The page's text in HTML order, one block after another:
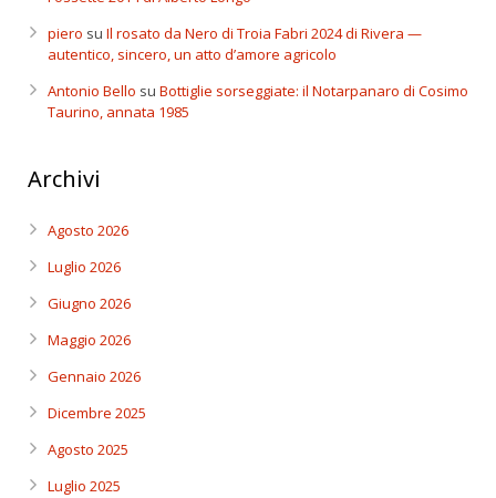
piero su Il rosato da Nero di Troia Fabri 2024 di Rivera —
autentico, sincero, un atto d’amore agricolo
Antonio Bello su Bottiglie sorseggiate: il Notarpanaro di Cosimo
Taurino, annata 1985
Archivi
Agosto 2026
Luglio 2026
Giugno 2026
Maggio 2026
Gennaio 2026
Dicembre 2025
Agosto 2025
Luglio 2025